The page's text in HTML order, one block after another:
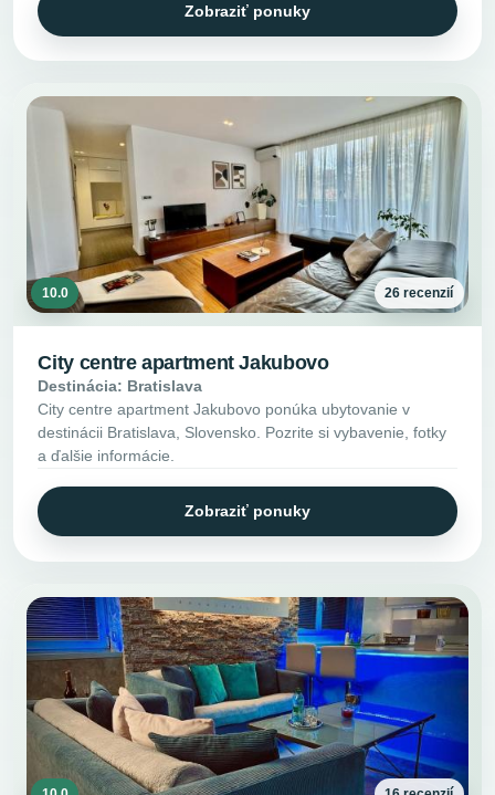
Zobraziť ponuky
10.0 26 recenzií
City centre apartment Jakubovo
Destinácia: Bratislava
City centre apartment Jakubovo ponúka ubytovanie v
destinácii Bratislava, Slovensko. Pozrite si vybavenie, fotky
a ďalšie informácie.
Zobraziť ponuky